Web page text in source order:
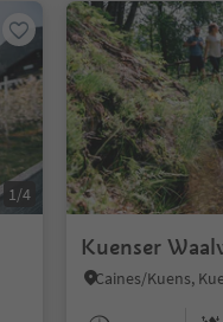
1/4
Kuenser